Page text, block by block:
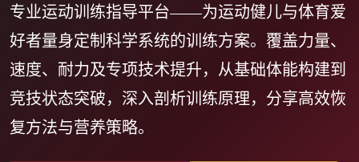
专业运动训练指导平台——为运动健儿与体育爱
好者量身定制科学系统的训练方案。覆盖力量、
速度、耐力及专项技术提升，从基础体能构建到
竞技状态突破，深入剖析训练原理，分享高效恢
复方法与营养策略。